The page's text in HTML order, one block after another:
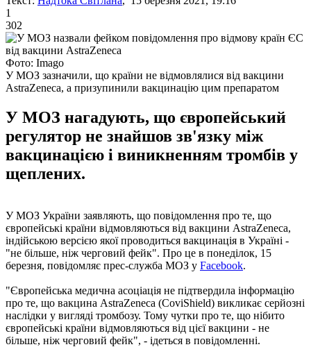
1
302
Фото: Imagо
У МОЗ зазначили, що країни не відмовлялися від вакцини
AstraZeneca, а призупинили вакцинацію цим препаратом
У МОЗ нагадують, що європейський
регулятор не знайшов зв'язку між
вакцинацією і виникненням тромбів у
щеплених.
У МОЗ України заявляють, що повідомлення про те, що
європейські країни відмовляються від вакцини AstraZeneca,
індійською версією якої проводиться вакцинація в Україні -
"не більше, ніж черговий фейк". Про це в понеділок, 15
березня, повідомляє прес-служба МОЗ у Facebook.
"Європейська медична асоціація не підтвердила інформацію
про те, що вакцина AstraZeneca (CoviShield) викликає серйозні
наслідки у вигляді тромбозу. Тому чутки про те, що нібито
європейські країни відмовляються від цієї вакцини - не
більше, ніж черговий фейк", - ідеться в повідомленні.